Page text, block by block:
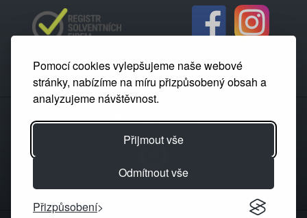
Pomocí cookies vylepšujeme naše webové
stránky, nabízíme na míru přizpůsobený obsah a
analyzujeme návštěvnost.
Přijmout vše
Odmítnout vše
Přizpůsobení
Partnerský portál